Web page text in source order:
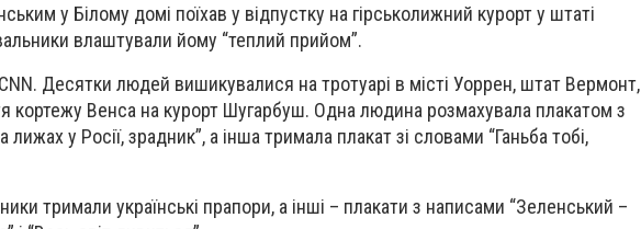
у Білому домі поїхав у відпустку на гірськолижний курорт у штаті
влаштували йому “теплий прийом”.
Десятки людей вишикувалися на тротуарі в місті Уоррен, штат Вермонт,
кортежу Венса на курорт Шугарбуш. Одна людина розмахувала плакатом з
у Росії, зрадник”, а інша тримала плакат зі словами “Ганьба тобі,
тримали українські прапори, а інші – плакати з написами “Зеленський –